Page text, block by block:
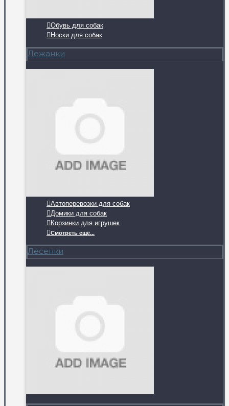
Обувь для собак
Носки для собак
Лежанки
Автоперевозки для собак
Домики для собак
Корзинки для игрушек
Смотреть ещё...
Лесенки